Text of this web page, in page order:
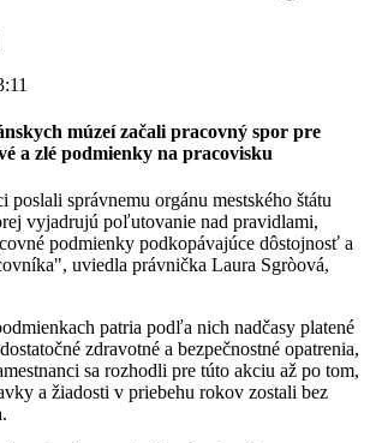
múzeí začali pracovný spor pre
a zlé podmienky na pracovisku
správnemu orgánu mestského štátu
vyjadrujú poľutovanie nad pravidlami,
podmienky podkopávajúce dôstojnosť a
uviedla právnička Laura Sgròová,
patria podľa nich nadčasy platené
zdravotné a bezpečnostné opatrenia,
sa rozhodli pre túto akciu až po tom,
a žiadosti v priebehu rokov zostali bez